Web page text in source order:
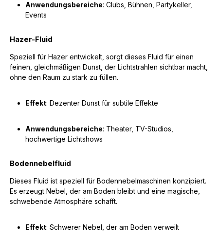
Anwendungsbereiche: Clubs, Bühnen, Partykeller,
Events
Hazer-Fluid
Speziell für Hazer entwickelt, sorgt dieses Fluid für einen
feinen, gleichmäßigen Dunst, der Lichtstrahlen sichtbar macht,
ohne den Raum zu stark zu füllen.
Effekt: Dezenter Dunst für subtile Effekte
Anwendungsbereiche: Theater, TV-Studios,
hochwertige Lichtshows
Bodennebelfluid
Dieses Fluid ist speziell für Bodennebelmaschinen konzipiert.
Es erzeugt Nebel, der am Boden bleibt und eine magische,
schwebende Atmosphäre schafft.
Effekt: Schwerer Nebel, der am Boden verweilt